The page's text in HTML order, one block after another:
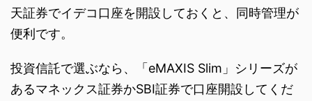
天証券でイデコ口座を開設しておくと、同時管理が
便利です。
投資信託で選ぶなら、「eMAXIS Slim」シリーズが
あるマネックス証券かSBI証券で口座開設してくだ